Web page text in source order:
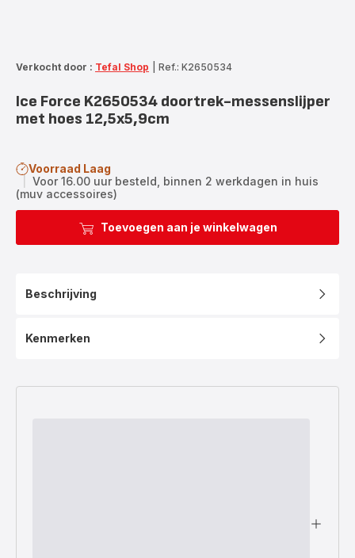
Verkocht door : Tefal Shop Ref.: K2650534
Ice Force K2650534 doortrek-messenslijper
met hoes 12,5x5,9cm
Voorraad Laag
Voor 16.00 uur besteld, binnen 2 werkdagen in huis
(muv accessoires)
Toevoegen aan je winkelwagen
Beschrijving
Kenmerken